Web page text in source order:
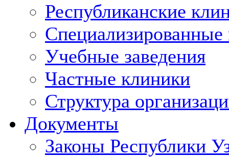
Республиканские
Учебные заведения
Частные клиники
Структура
Документы
Законы Республики